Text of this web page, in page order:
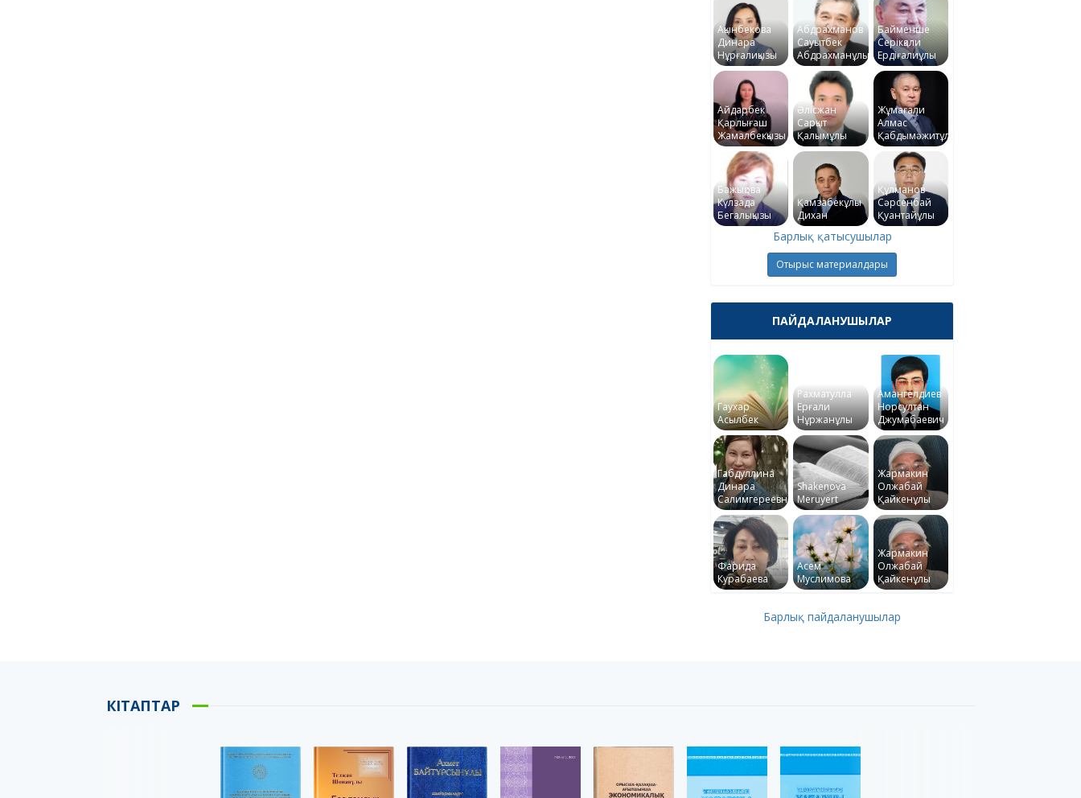
Ақынбекова
Динара
Нұрғалиқызы
Абдрахманов
Сауытбек
Абдрахманұлы
Байменше
Серікқали
Ердіғалиұлы
Айдарбек
Қарлығаш
Жамалбекқызы
Әлісжан
Сарқыт
Қалымұлы
Жұмағали
Алмас
Қабдымәжитұлы
Бажықова
Күлзада
Бегалықызы
Қамзабекұлы
Дихан
Құлманов
Сәрсенбай
Қуантайұлы
Барлық қатысушылар
Отырыс материалдары
ПАЙДАЛАНУШЫЛАР
Гаухар
Асылбек
Рахматулла
Ерғали
Нұржанұлы
Амангелдиев
Норсултан
Джумабаевич
Габдуллина
Динара
Салимгереевна
Shakenova
Meruyert
Жармакин
Олжабай
Қайкенұлы
Фарида
Курабаева
Асем
Муслимова
Жармакин
Олжабай
Қайкенұлы
Барлық пайдаланушылар
КІТАПТАР